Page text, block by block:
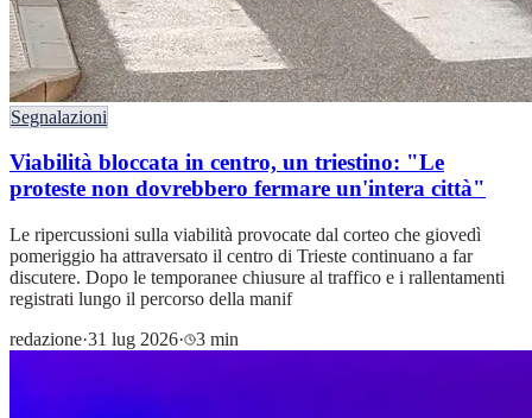
Segnalazioni
Viabilità bloccata in centro, un triestino: "Le
proteste non dovrebbero fermare un'intera città"
Le ripercussioni sulla viabilità provocate dal corteo che giovedì
pomeriggio ha attraversato il centro di Trieste continuano a far
discutere. Dopo le temporanee chiusure al traffico e i rallentamenti
registrati lungo il percorso della manif
redazione·31 lug 2026· 3 min